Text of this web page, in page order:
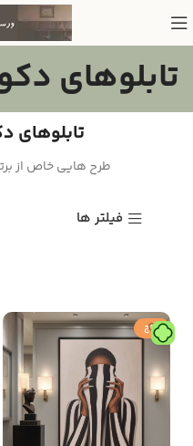
تابلوهای
تابلوهای
طرح هایی خاص از
فیلتر ها
حراج